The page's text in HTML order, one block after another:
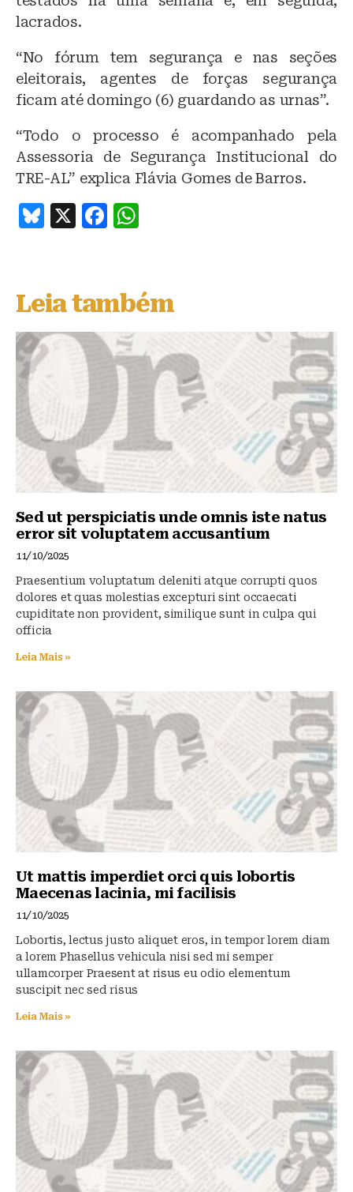
lacrados.
“No fórum tem segurança e nas seções
eleitorais, agentes de forças segurança
ficam até domingo (6) guardando as urnas”.
“Todo o processo é acompanhado pela
Assessoria de Segurança Institucional do
TRE-AL” explica Flávia Gomes de Barros.
B
s
k
y
X
F
e
b
o
o
k
s
A
p
p
Leia também
Sed ut perspiciatis unde omnis iste natus
error sit voluptatem accusantium
11/10/2025
Praesentium voluptatum deleniti atque corrupti quos
dolores et quas molestias excepturi sint occaecati
cupiditate non provident, similique sunt in culpa qui
officia
Leia Mais »
Ut mattis imperdiet orci quis lobortis
Maecenas lacinia, mi facilisis
11/10/2025
Lobortis, lectus justo aliquet eros, in tempor lorem diam
a lorem Phasellus vehicula nisi sed mi semper
ullamcorper Praesent at risus eu odio elementum
suscipit nec sed risus
Leia Mais »